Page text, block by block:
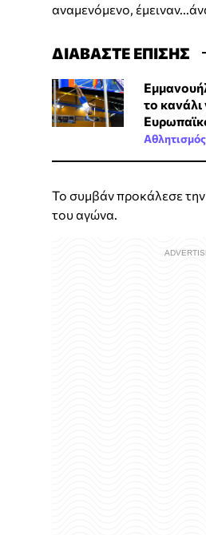
αναμενόμενο,
ΔΙΑΒΑΣΤΕ ΕΠΙΣΗΣ
το κανάλι
Αθλητισμός
Το συμβάν προκάλεσε
του αγώνα.